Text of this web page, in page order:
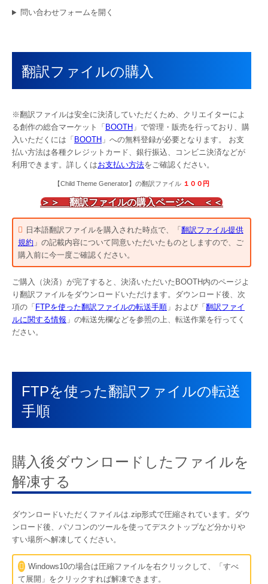
問い合わせフォームを開く
翻訳ファイルの購入
※翻訳ファイルは安全に決済していただくため、クリエイターによ
る創作の総合マーケット「 BOOTH 」で管理・販売を行っており、購
入いただくには「 BOOTH 」への無料登録が必要となります。 お支
払い方法は各種クレジットカード、銀行振込、コンビニ決済などが
利用できます。詳しくはお支払い方法をご確認ください。
【Child Theme Generator】の翻訳ファイル １００ 円
＞＞ 翻訳ファイルの購入ページへ ＜＜
日本語翻訳ファイルを購入された時点で、「 翻訳ファイル提供
規約 」の記載内容について同意いただいたものとしますので、ご
購入前に今一度ご確認ください。
ご購入（決済）が完了すると、決済いただいたBOOTH内のページよ
り翻訳ファイルをダウンロードいただけます。ダウンロード後、次
項の「FTPを使った翻訳ファイルの転送手順 」および「翻訳ファイ
ルに関する情報 」の転送先欄などを参照の上、転送作業を行ってく
ださい。
FTPを使った翻訳ファイルの転送
手順
購入後ダウンロードしたファイルを
解凍する
ダウンロードいただくファイルは.zip形式で圧縮されています。ダウ
ンロード後、パソコンのツールを使ってデスクトップなど分かりや
すい場所へ解凍してください。
Windows10の場合は圧縮ファイルを右クリックして、「すべ
て展開」をクリックすれば解凍できます。